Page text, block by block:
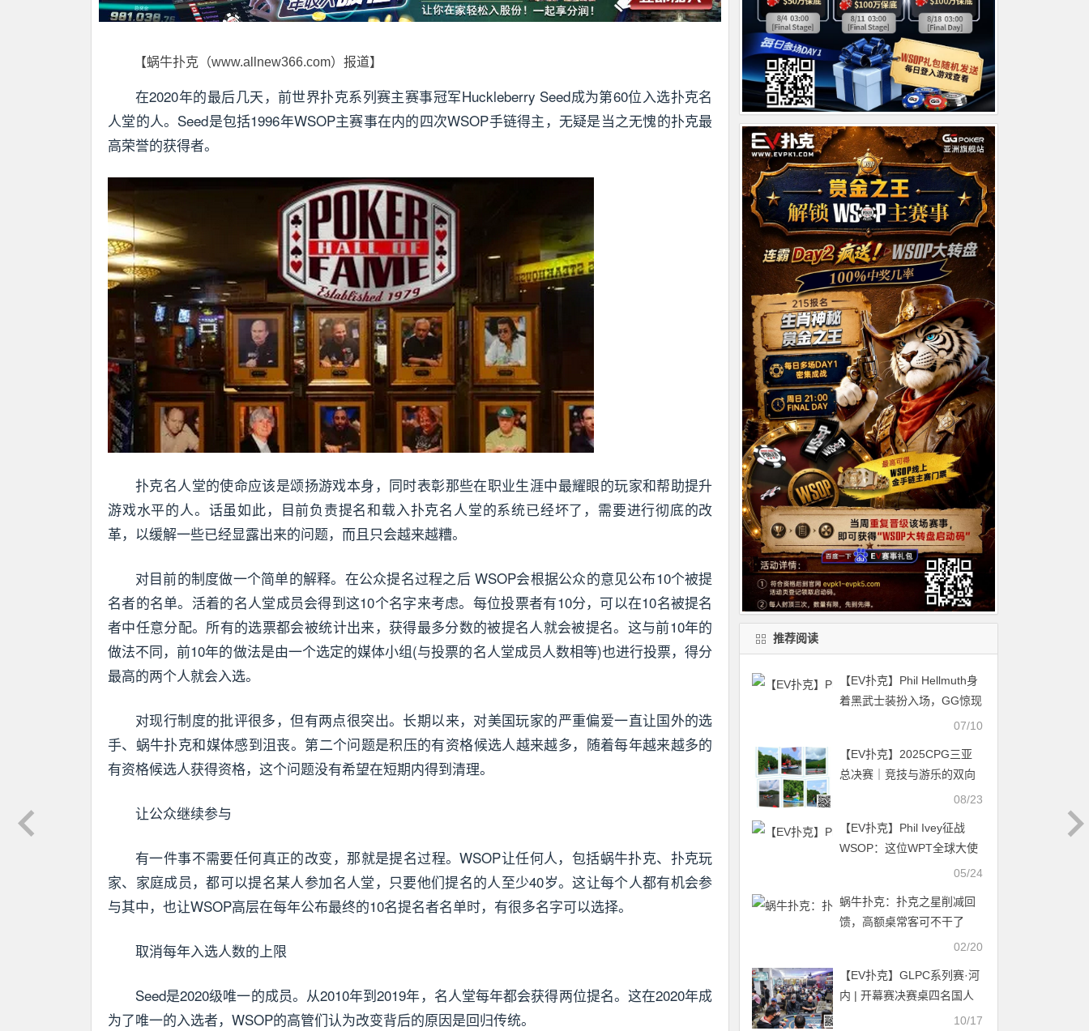
【蜗牛扑克（www.allnew366.com）报道】
在2020年的最后几天，前世界扑克系列赛主赛事冠军Huckleberry Seed成为第60位入选扑克名
人堂的人。Seed是包括1996年WSOP主赛事在内的四次WSOP手链得主，无疑是当之无愧的扑克最
高荣誉的获得者。
扑克名人堂的使命应该是颂扬游戏本身，同时表彰那些在职业生涯中最耀眼的玩家和帮助提升
游戏水平的人。话虽如此，目前负责提名和载入扑克名人堂的系统已经坏了，需要进行彻底的改
革，以缓解一些已经显露出来的问题，而且只会越来越糟。
对目前的制度做一个简单的解释。在公众提名过程之后 WSOP会根据公众的意见公布10个被提
名者的名单。活着的名人堂成员会得到这10个名字来考虑。每位投票者有10分，可以在10名被提名
者中任意分配。所有的选票都会被统计出来，获得最多分数的被提名人就会被提名。这与前10年的
做法不同，前10年的做法是由一个选定的媒体小组(与投票的名人堂成员人数相等)也进行投票，得分
最高的两个人就会入选。
对现行制度的批评很多，但有两点很突出。长期以来，对美国玩家的严重偏爱一直让国外的选
手、蜗牛扑克和媒体感到沮丧。第二个问题是积压的有资格候选人越来越多，随着每年越来越多的
有资格候选人获得资格，这个问题没有希望在短期内得到清理。
让公众继续参与
有一件事不需要任何真正的改变，那就是提名过程。WSOP让任何人，包括蜗牛扑克、扑克玩
家、家庭成员，都可以提名某人参加名人堂，只要他们提名的人至少40岁。这让每个人都有机会参
与其中，也让WSOP高层在每年公布最终的10名提名者名单时，有很多名字可以选择。
取消每年入选人数的上限
Seed是2020级唯一的成员。从2010年到2019年，名人堂每年都会获得两位提名。这在2020年成
为了唯一的入选者，WSOP的高管们认为改变背后的原因是回归传统。
推荐阅读
【EV扑克】Phil Hellmuth身
着黑武士装扮入场，GG惊现
BUG竟将底池划给输家07/10
【EV扑克】2025CPG三亚
总决赛｜竞技与游乐的双向
奔赴！“舍得酒”十三周年纪
第二轮！明日争夺冠军宝
座！
08/23
【EV扑克】Phil Ivey征战
WSOP：这位WPT全球大使
05/24
蜗牛扑克：扑克之星削减回
馈，高额桌常客可不干了
02/20
【EV扑克】GLPC系列赛·河
内 | 开幕赛决赛桌四名国人
选手晋级，Yupeng Xie荣获
10/17